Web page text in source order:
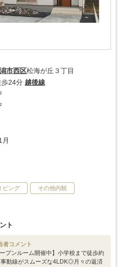
市西区松海が丘３丁目
歩24分 越後線
ビング その他内観
ト
者コメント
ープンルーム開催中】小学校まで徒歩約
動線がスムーズな4LDK◎月々の返済